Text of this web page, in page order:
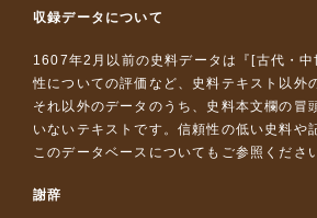
収録データについて
1607年2月以前の史料データは『 [古代・
性についての評価など、史料テキスト以外
それ以外のデータのうち、史料本文欄の
いないテキストです。信頼性の低い史料や
このデータベースについて もご参照くださ
謝辞